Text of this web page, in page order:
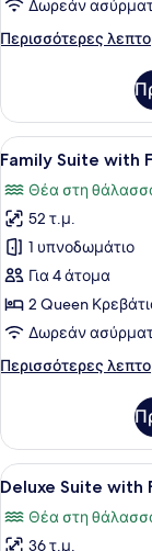
View
Δωρεάν
Περισσότερες
Περισσότερες
Suite
Fireplace
Sea
Προβολή
όλων
των
φωτογραφιών
για
Family
Suite
with
Fireplace
Sea
1
Family Suite with
Θέα στη
52 τ.μ.
1 υπνοδωμάτιο
Για 4 άτομα
2 Queen
Δωρεάν
Περισσότερες
Περισσότερες
Suite
with
Fireplace
View
Προβολή
όλων
των
1
Deluxe Suite with
Θέα στη
36 τ.μ.